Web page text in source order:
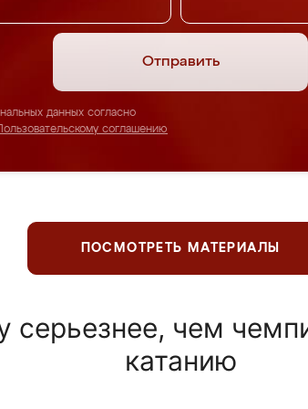
Отправить
данных согласно
Пользовательскому соглашению
ПОСМОТРЕТЬ МАТЕРИАЛЫ
серьезнее, чем
катанию